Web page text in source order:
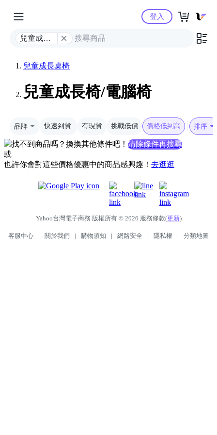
Yahoo購物中心
兒童成長
登入
兒童成長桌椅
兒童成長椅/電腦椅
品牌 快速到貨 有現貨 挑戰低價 價格低到高 排序
找不到商品嗎？換換其他條件吧！ 清除條件再搜尋
或
也許你會對這些價格優惠中的商品感興趣！ 去逛逛
Yahoo台灣電子商務 版權所有 © 2026 服務條款(更新)
客服中心 | 關於我們 | 購物須知 | 網路安全 | 隱私權 | 分類地圖